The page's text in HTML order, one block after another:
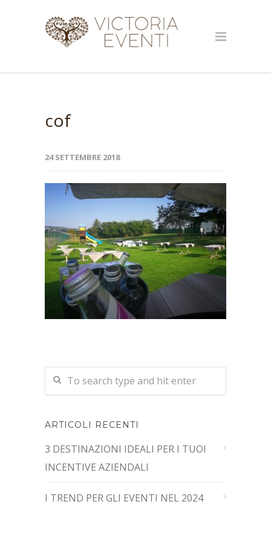
cof
24 SETTEMBRE 2018
ARTICOLI RECENTI
3 DESTINAZIONI IDEALI PER I TUOI
INCENTIVE AZIENDALI
I TREND PER GLI EVENTI NEL 2024